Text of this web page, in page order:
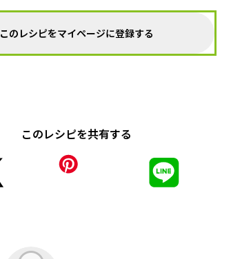
このレシピをマイページに登録する
このレシピを共有する